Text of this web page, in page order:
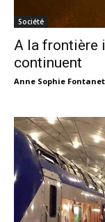
Société
A la frontière
continuent
Anne Sophie Fontanet